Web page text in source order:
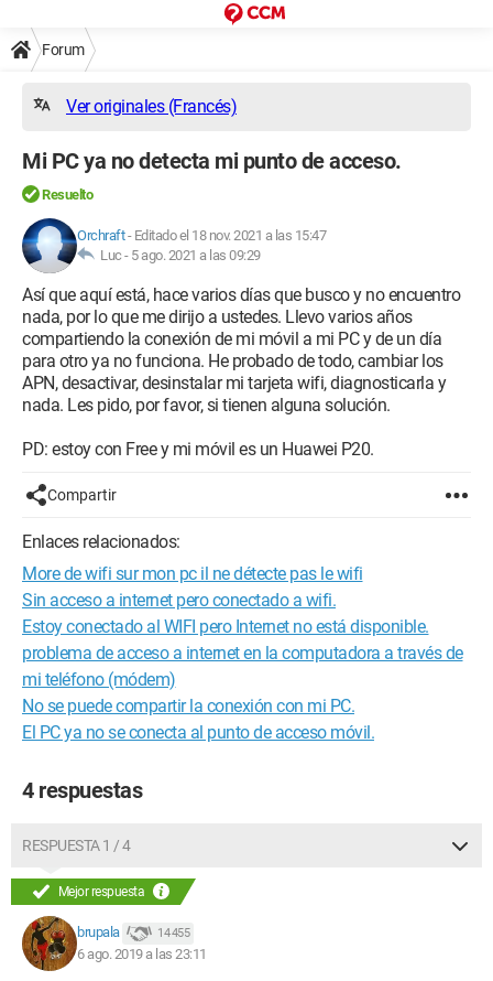
Forum
Ver originales (Francés)
Mi PC ya no detecta mi punto de acceso.
Resuelto
Orchraft- Editado el 18 nov. 2021 a las 15:47
Luc - 5 ago. 2021 a las 09:29
Así que aquí está, hace varios días que busco y no encuentro
nada, por lo que me dirijo a ustedes. Llevo varios años
compartiendo la conexión de mi móvil a mi PC y de un día
para otro ya no funciona. He probado de todo, cambiar los
APN, desactivar, desinstalar mi tarjeta wifi, diagnosticarla y
nada. Les pido, por favor, si tienen alguna solución.
PD: estoy con Free y mi móvil es un Huawei P20.
Compartir
Enlaces relacionados:
More de wifi sur mon pc il ne détecte pas le wifi
Sin acceso a internet pero conectado a wifi.
Estoy conectado al WIFI pero Internet no está disponible.
problema de acceso a internet en la computadora a través de
mi teléfono (módem)
No se puede compartir la conexión con mi PC.
El PC ya no se conecta al punto de acceso móvil.
4 respuestas
RESPUESTA 1 / 4
Mejor respuesta
brupala 14 455
6 ago. 2019 a las 23:11